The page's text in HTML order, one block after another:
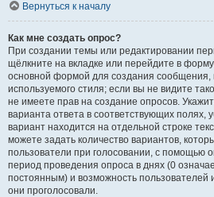
Вернуться к началу
Как мне создать опрос?
При создании темы или редактировании
щёлкните на вкладке или перейдите в форму
основной формой для создания сообщения,
используемого стиля; если вы не видите
не имеете прав на создание опросов.
варианта ответа в соответствующих полях,
вариант находится на отдельной строке
можете задать количество вариантов,
пользователи при голосовании, с помощью
период проведения опроса в днях (0
постоянным) и возможность пользователей
они проголосовали.